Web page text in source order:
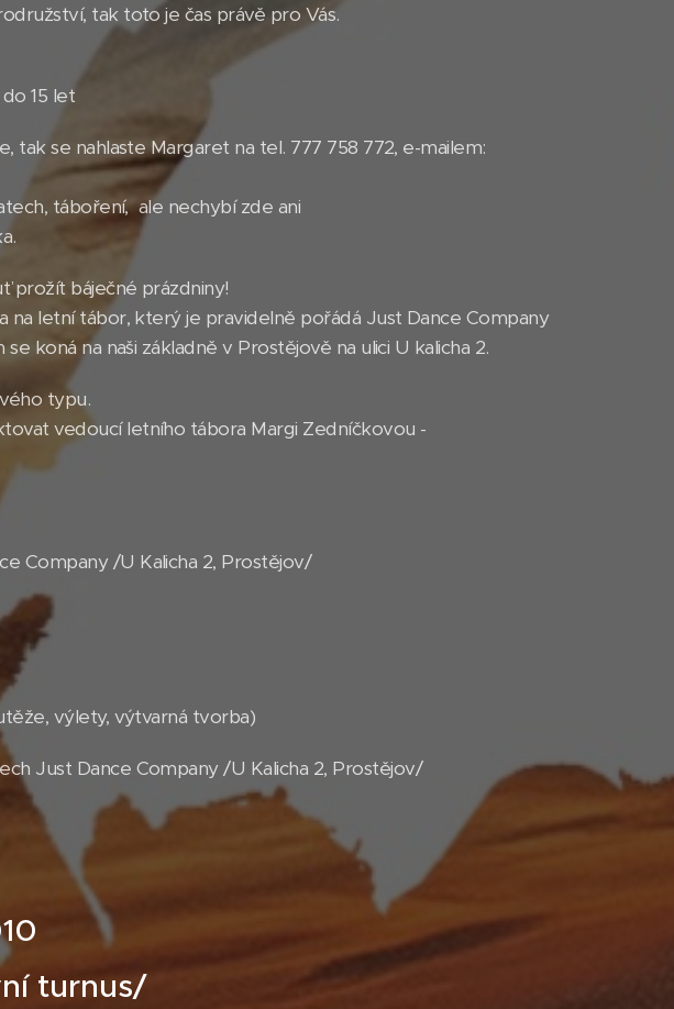
tak toto je čas právě pro Vás.
15 let
tak se nahlaste Margaret na tel. 777 758 772, e-mailem:
táboření, ale nechybí zde ani
prožít báječné prázdniny!
na letní tábor, který je pravidelně pořádá Just Dance Company
koná na naši základně v Prostějově na ulici U kalicha 2.
typu.
vedoucí letního tábora Margi Zedníčkovou -
Company /U Kalicha 2, Prostějov/
výlety, výtvarná tvorba)
Just Dance Company /U Kalicha 2, Prostějov/
turnus/